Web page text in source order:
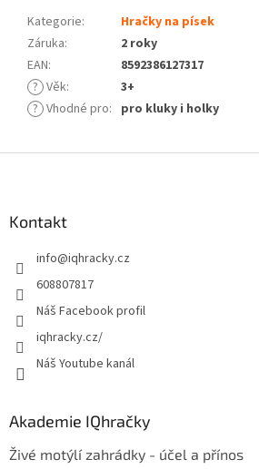
Kategorie:
Hračky na písek
Záruka:
2 roky
EAN:
8592386127317
? Věk:
3+
? Vhodné pro: pro kluky i holky
Kontakt
info@iqhracky.cz
608807817
Náš Facebook profil
iqhracky.cz/
Náš Youtube kanál
Akademie IQhračky
Živé motýlí zahrádky - účel a přínos